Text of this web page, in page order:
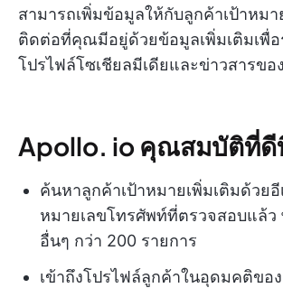
สามารถเพิ่มข้อมูลให้กับลูกค้าเป้าหม
ติดต่อที่คุณมีอยู่ด้วยข้อมูลเพิ่มเติมเพื่อ
โปรไฟล์โซเชียลมีเดียและข่าวสารขอ
Apollo. io คุณสมบัติที่ดี
ค้นหาลูกค้าเป้าหมายเพิ่มเติมด้วยอี
หมายเลขโทรศัพท์ที่ตรวจสอบแล้
อื่นๆ กว่า 200 รายการ
เข้าถึงโปรไฟล์ลูกค้าในอุดมคติขอ